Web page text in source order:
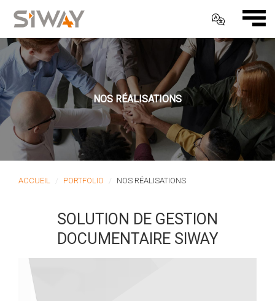
NOS RÉALISATIONS
ACCUEIL PORTFOLIO NOS RÉALISATIONS
SOLUTION DE GESTION
DOCUMENTAIRE SIWAY